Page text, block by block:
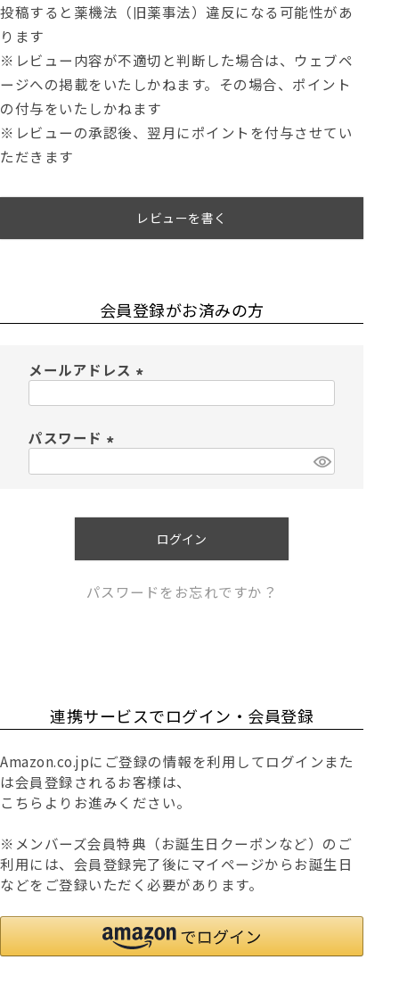
投稿すると薬機法（旧薬事法）違反になる可能性があ
ります
※レビュー内容が不適切と判断した場合は、ウェブペ
ージへの掲載をいたしかねます。その場合、ポイント
の付与をいたしかねます
※レビューの承認後、翌月にポイントを付与させてい
ただきます
レビューを書く
会員登録がお済みの方
メールアドレス
パスワード
ログイン
パスワードをお忘れですか？
連携サービスでログイン・会員登録
Amazon.co.jpにご登録の情報を利用してログインまた
は会員登録されるお客様は、
こちらよりお進みください。
※メンバーズ会員特典（お誕生日クーポンなど）のご
利用には、会員登録完了後にマイページからお誕生日
などをご登録いただく必要があります。